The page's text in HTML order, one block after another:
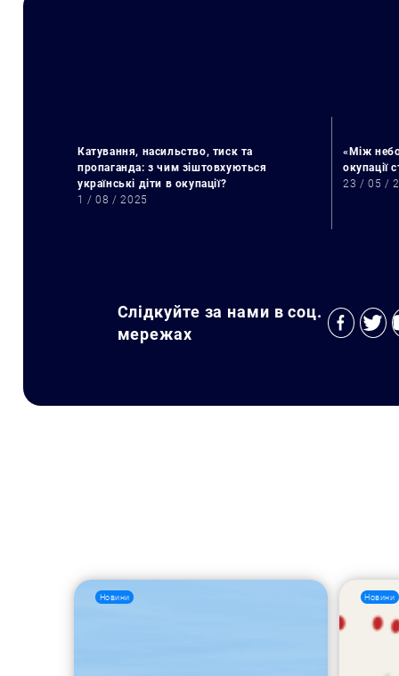
Катування, насильство, тиск та
пропаганда: з чим зіштовхуються
українські діти в окупації?
1 / 08 / 2025
«Між
окупації
23 / 05 /
Слідкуйте за нами в соц.
мережах
Новини Новини